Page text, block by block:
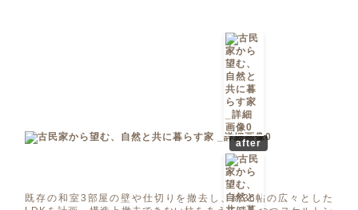
after
既存の和室3部屋の壁や仕切りを撤去し、約36帖の広々とした